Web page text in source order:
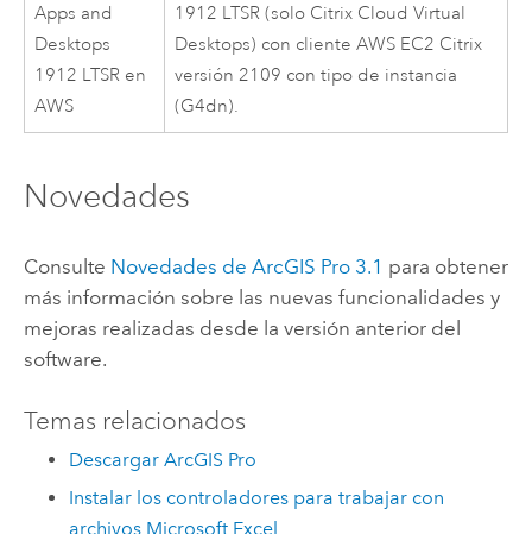
Apps and
Desktops
1912 LTSR en
AWS
1912 LTSR (solo Citrix Cloud Virtual
Desktops) con clienteAWS EC2 Citrix
versión 2109 con tipo de instancia
(G4dn).
Novedades
Consulte Novedades de ArcGIS Pro 3.1 para obtener
más información sobre las nuevas funcionalidades y
mejoras realizadas desde la versión anterior del
software.
Temas relacionados
Descargar ArcGIS Pro
Instalar los controladores para trabajar con
archivos Microsoft Excel